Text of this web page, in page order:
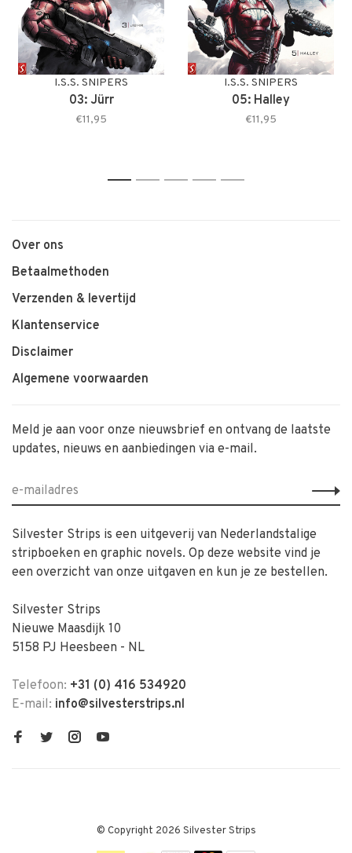
I.S.S. SNIPERS
03: Jürr
€11,95
I.S.S. SNIPERS
05: Halley
€11,95
1 2 3 4 5
Over ons
Betaalmethoden
Verzenden & levertijd
Klantenservice
Disclaimer
Algemene voorwaarden
Meld je aan voor onze nieuwsbrief en ontvang de laatste
updates, nieuws en aanbiedingen via e-mail.
Silvester Strips is een uitgeverij van Nederlandstalige
stripboeken en graphic novels. Op deze website vind je
een overzicht van onze uitgaven en kun je ze bestellen.
Silvester Strips
Nieuwe Maasdijk 10
5158 PJ Heesbeen - NL
Telefoon: +31 (0) 416 534920
E-mail: info@silvesterstrips.nl
© Copyright 2026 Silvester Strips